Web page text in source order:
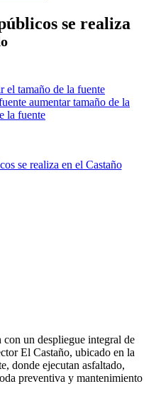
se realiza
el tamaño de la fuente
aumentar tamaño de la
un despliegue integral de
El Castaño, ubicado en la
donde ejecutan asfaltado,
preventiva y mantenimiento